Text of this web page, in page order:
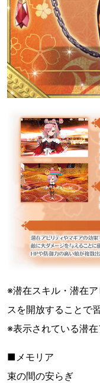
※潜在スキル・潜在
スを開放することで
※表示されている潜在
■メモリア
束の間の安らぎ